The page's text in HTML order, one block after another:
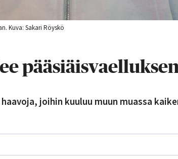
Kuva: Sakari Röyskö
joihin kuuluu muun muassa